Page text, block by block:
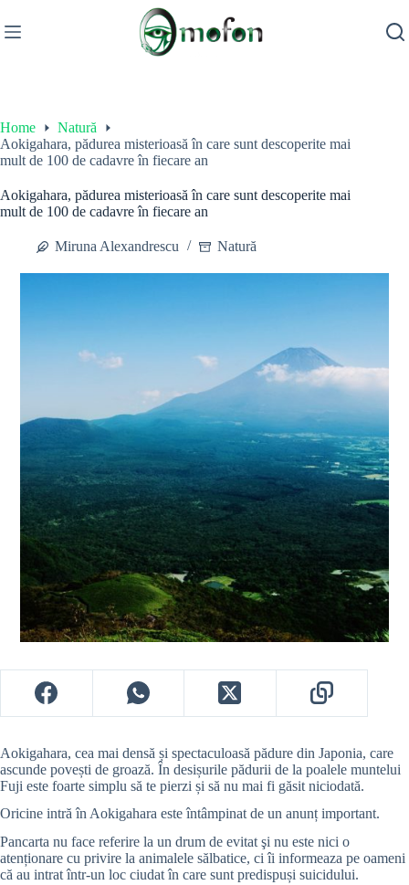
to
content
Home
Natură
Aokigahara, pădurea misterioasă în care sunt descoperite mai
mult de 100 de cadavre în fiecare an
Aokigahara, pădurea misterioasă în care sunt descoperite mai
mult de 100 de cadavre în fiecare an
Miruna Alexandrescu Natură
Aokigahara, cea mai densă și spectaculoasă pădure din Japonia, care
ascunde povești de groază. În desișurile pădurii de la poalele muntelui
Fuji este foarte simplu să te pierzi și să nu mai fi găsit niciodată.
Oricine intră în Aokigahara este întâmpinat de un anunț important.
Pancarta nu face referire la un drum de evitat şi nu este nici o
atenționare cu privire la animalele sălbatice, ci îi informeaza pe oameni
că au intrat într-un loc ciudat în care sunt predispuși suicidului.